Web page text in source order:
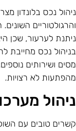
נכס בלונדון
לערעור, שכן
נכס מחייבת
ושירותים
לא רצויות.
טובים עם